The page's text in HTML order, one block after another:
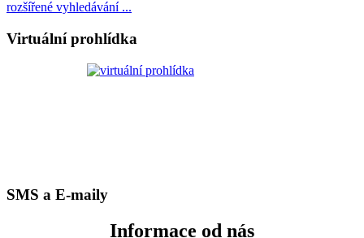
rozšířené vyhledávání ...
Virtuální prohlídka
SMS a E-maily
Informace od nás